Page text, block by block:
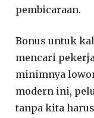
pembicaraan.
Bonus untuk
mencari
minimnya
modern ini,
tanpa kita